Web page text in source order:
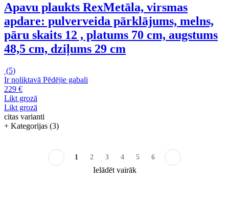
Apavu plaukts RexMetāla, virsmas
apdare: pulverveida pārklājums, melns,
pāru skaits 12 , platums 70 cm, augstums
48,5 cm, dziļums 29 cm
(5)
Ir noliktavā Pēdējie gabali
229 €
Likt grozā
Likt grozā
citas varianti
+ Kategorijas (3)
1 2 3 4 5 6
Ielādēt vairāk